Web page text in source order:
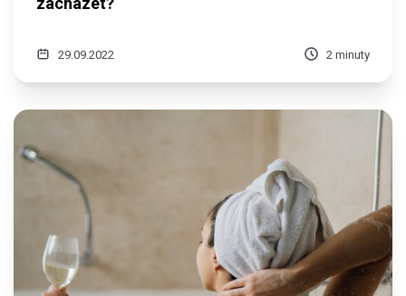
29.09.2022 2 minuty